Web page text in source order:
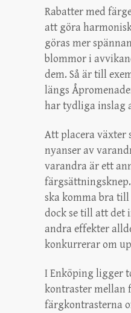
Rabatter med
att göra
göras mer
blommor i
dem. Så är till
längs
har tydliga inslag
Att placera växter
nyanser av
varandra är ett
ska komma bra
dock se till att det
andra effekter
konkurrerar om
I Enköping ligger
kontraster mellan
färgkontrasterna